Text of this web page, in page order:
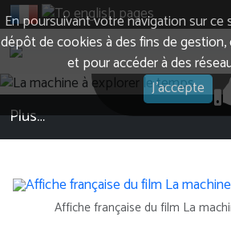
En poursuivant votre navigation sur
dépôt de cookies à des fins de gestion,
et pour accéder à des
J'accepte
Plus…
Affiche française du film La